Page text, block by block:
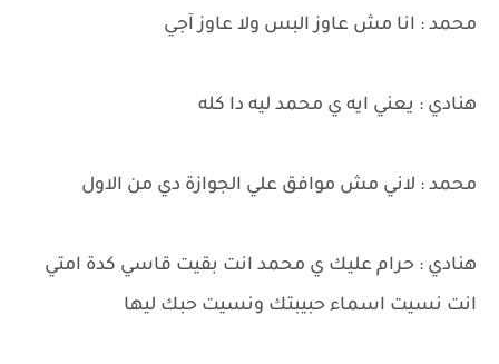
محمد : انا مش عاوز البس ولا عاوز آجي
هنادي : يعني ايه ي محمد ليه دا كله
محمد : لاني مش موافق علي الجوازة دي من الاول
هنادي : حرام عليك ي محمد انت بقيت قاسي كدة امتي
انت نسيت اسماء حبيبتك ونسيت حبك ليها